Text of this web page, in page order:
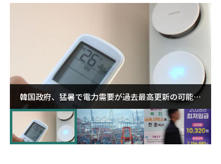
韓国政府、猛暑で電力需要が過去最高更新の可能性
に需給対応体制を点検